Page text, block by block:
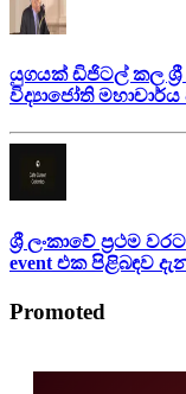
යුගයක් ඩිජිටල් කල
විද්‍යාජෝති
ශ්‍රී ලංකාවේ ප්‍රථම
event එක පිළිබඳව
Promoted